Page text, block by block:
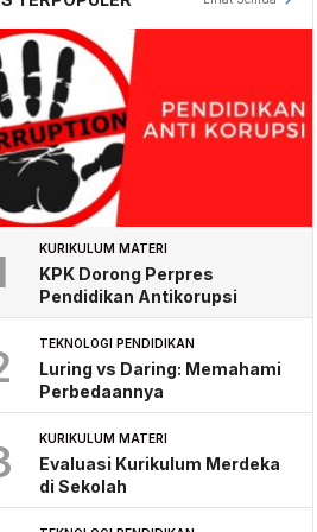
KURIKULUM MATERI
KPK Dorong Perpres
Pendidikan Antikorupsi
TEKNOLOGI PENDIDIKAN
Luring vs Daring: Memahami
Perbedaannya
KURIKULUM MATERI
Evaluasi Kurikulum Merdeka
di Sekolah